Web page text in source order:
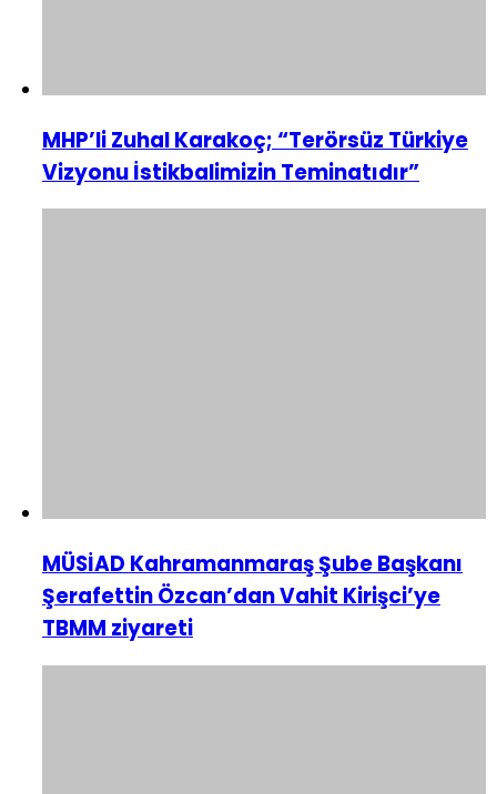
MHP’li Zuhal Karakoç; “Terörsüz Türkiye
Vizyonu İstikbalimizin Teminatıdır”
MÜSİAD Kahramanmaraş Şube Başkanı
Şerafettin Özcan’dan Vahit Kirişci’ye
TBMM ziyareti